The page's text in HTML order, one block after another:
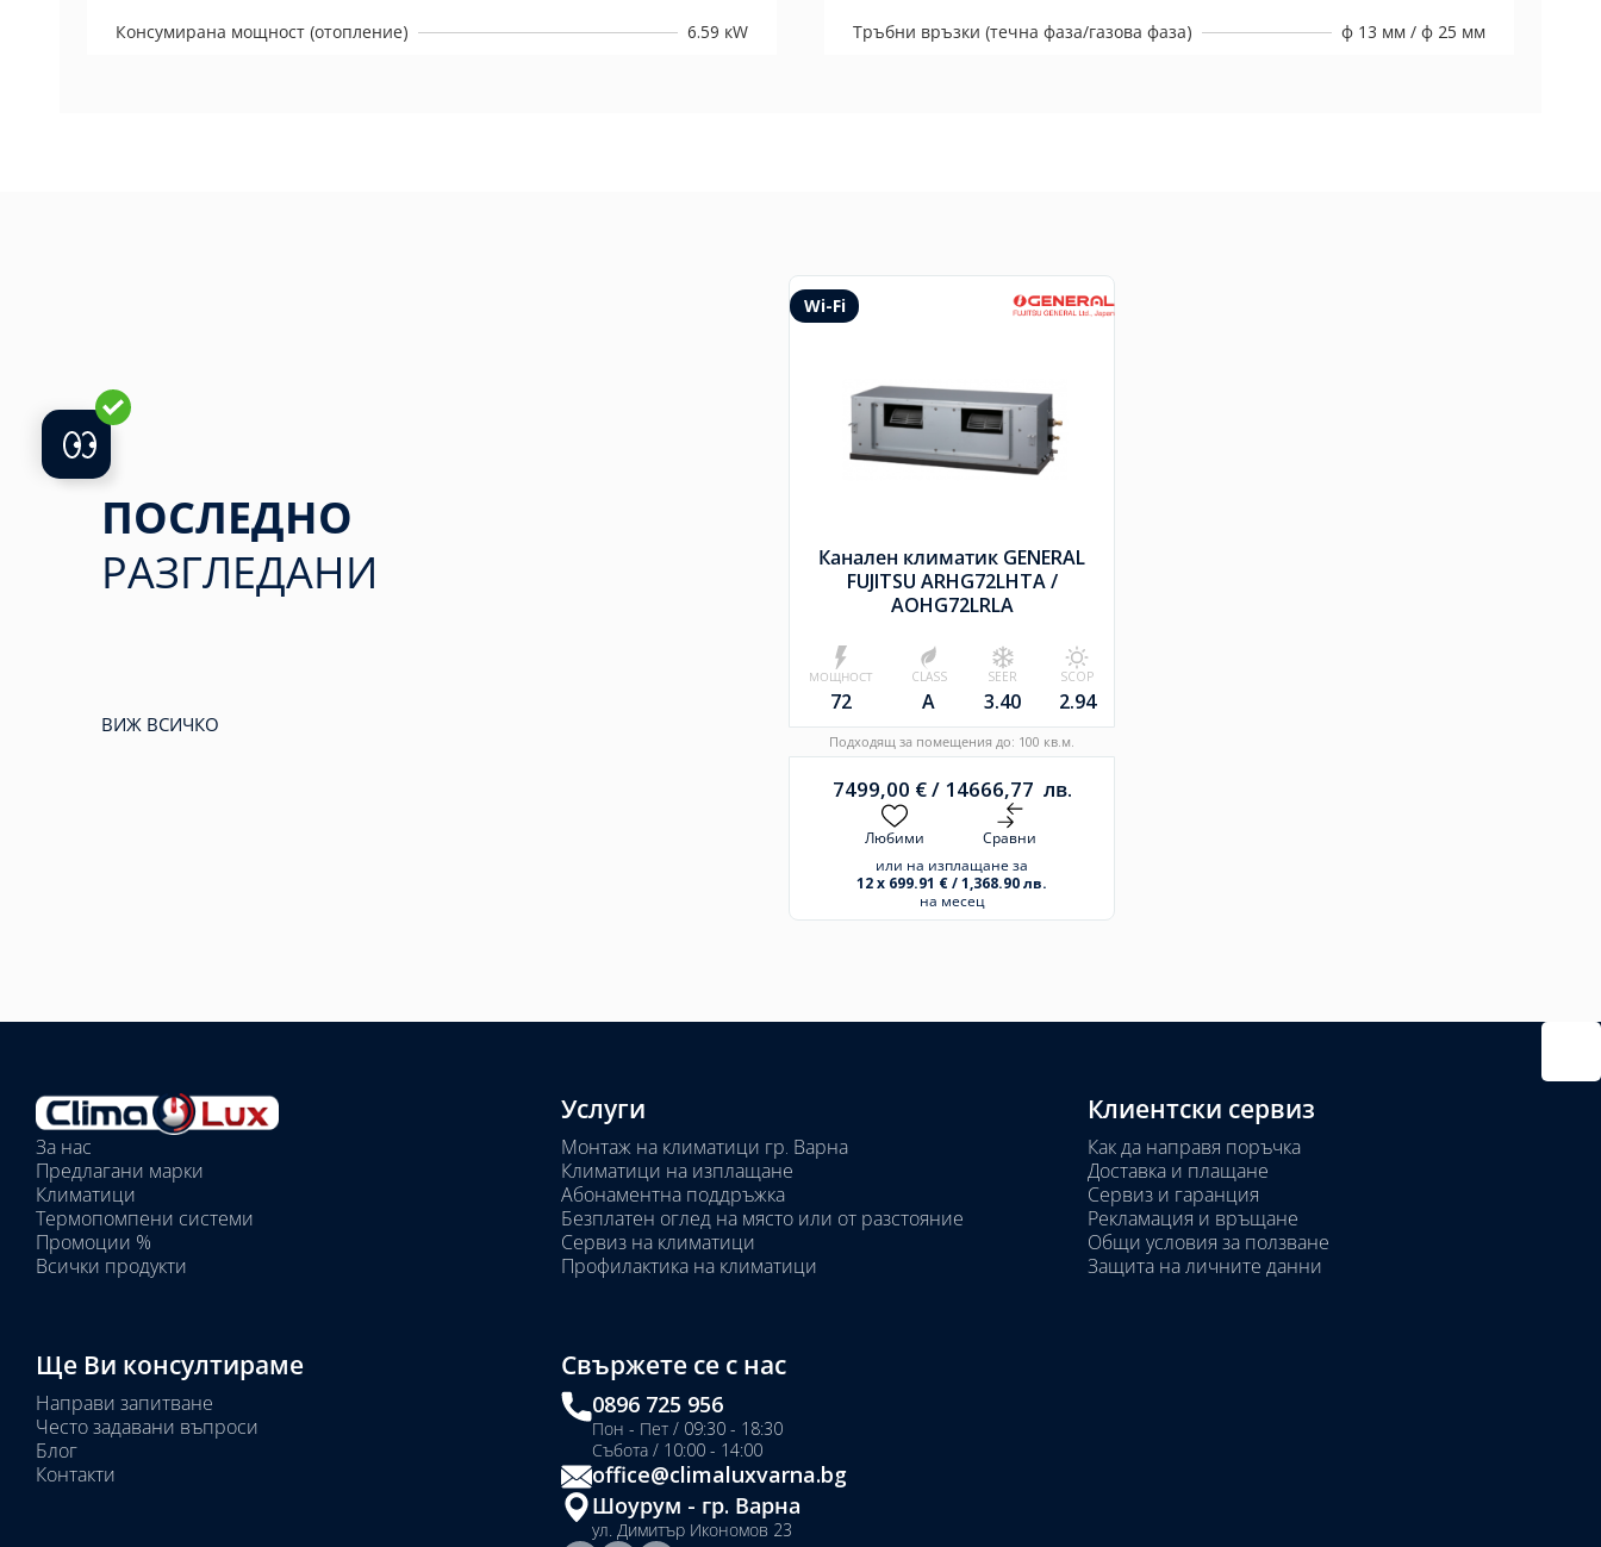
Консумирана мощност (отопление)
6.59 кW
Тръбни връзки (течна фаза/газова фаза)
ф 13 мм / ф 25 мм
ПОСЛЕДНО
РАЗГЛЕДАНИ
ВИЖ ВСИЧКО
Wi-Fi
Канален климатик GENERAL
FUJITSU ARHG72LHTA /
AOHG72LRLA
МОЩНОСТ
72
CLASS
A
SEER
3.40
SCOP
2.94
Подходящ за помещения до: 100 кв.м.
7499,00 €/ 14666,77 лв.
Любими
Сравни
или на изплащане за
12 x 699.91 € / 1,368.90 лв.
на месец
Избрани
вътрешни
тела:
Избрано
тяло:
За нас
Предлагани марки
Климатици
Термопомпени системи
Промоции %
Всички продукти
Услуги
Монтаж на климатици гр. Варна
Климатици на изплащане
Абонаментна поддръжка
Безплатен оглед на място или от разстояние
Сервиз на климатици
Профилактика на климатици
Клиентски сервиз
Как да направя поръчка
Доставка и плащане
Сервиз и гаранция
Рекламация и връщане
Общи условия за ползване
Защита на личните данни
Ще Ви консултираме
Направи запитване
Често задавани въпроси
Блог
Контакти
Свържете се с нас
0896 725 956
Пон - Пет / 09:30 - 18:30
Събота / 10:00 - 14:00
office@climaluxvarna.bg
Шоурум - гр. Варна
ул. Димитър Икономов 23